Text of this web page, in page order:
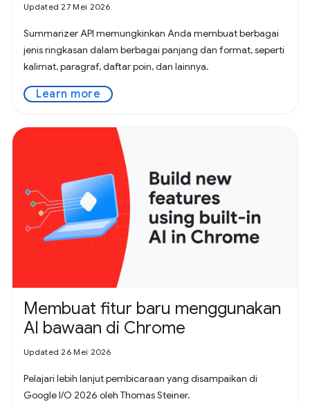
Updated 27 Mei 2026
Summarizer API memungkinkan Anda membuat berbagai
jenis ringkasan dalam berbagai panjang dan format, seperti
kalimat, paragraf, daftar poin, dan lainnya.
Learn more
Membuat fitur baru menggunakan
AI bawaan di Chrome
Updated 26 Mei 2026
Pelajari lebih lanjut pembicaraan yang disampaikan di
Google I/O 2026 oleh Thomas Steiner.